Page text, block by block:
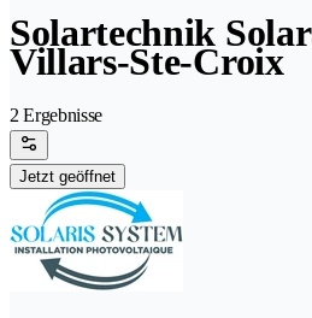
Solartechnik
Villars-Ste-Croix
2 Ergebnisse
Jetzt geöffnet